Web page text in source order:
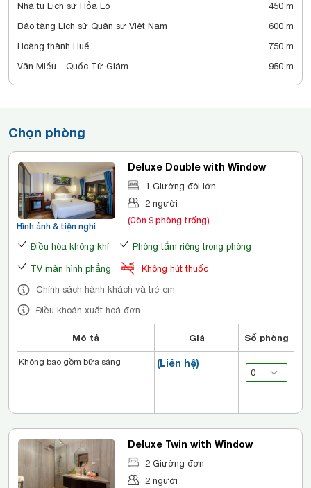
Nhà tù Lịch sử Hỏa Lò
450 m
Bảo tàng Lịch sử Quân sự Việt Nam
600 m
Hoàng thành Huế
750 m
Văn Miếu - Quốc Tử Giám
950 m
Chọn phòng
Hình ảnh & tiện nghi
Deluxe Double with Window
1 Giường đôi lớn
2 người
(Còn 9 phòng trống)
Điều hòa không khí Phòng tắm riêng trong phòng
TV màn hình phẳng
Không hút thuốc
Chính sách hành khách và trẻ em
Điều khoản xuất hoá đơn
Mô tả Giá Số phòng
(Liên hệ)
Không bao gồm bữa sáng
Deluxe Twin with Window
2 Giường đơn
2 người